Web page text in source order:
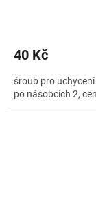
40 Kč
šroub pro
po násobcích 2,